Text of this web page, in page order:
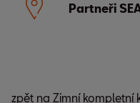
Partneři
zpět na Zimní kompletní